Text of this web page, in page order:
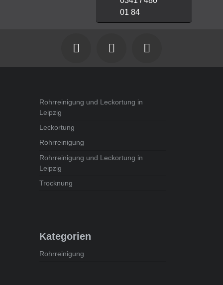
01 84
  
Rohrreinigung und Leckortung in
Leipzig
Leckortung
Rohrreinigung
Rohrreinigung und Leckortung in
Leipzig
Trocknung
Kategorien
Rohrreinigung